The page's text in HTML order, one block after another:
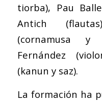
tiorba), Pau
Antich
(cornamusa y
Fernández
(kanun y saz).
La formación ha